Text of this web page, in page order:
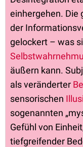
einhergehen. Die
der
gelockert – was
äußern kann.
als veränderter
sensorischen
sogenannten
Gefühl von
tiefgreifender